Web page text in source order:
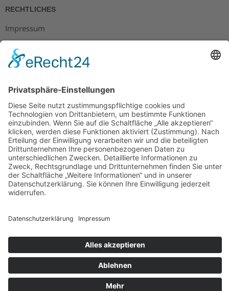
RECHTLICHES
Impressum
Datenschutz
AGB
Bankdaten
vorbehalten. *Preisangaben inkl. gesetzl. MwSt. und zzgl.
Versandkosten.